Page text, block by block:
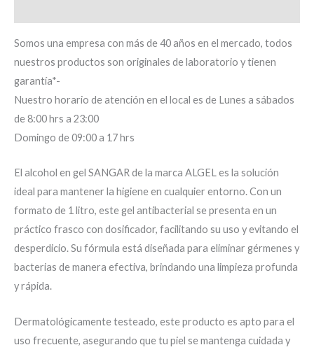
Somos una empresa con más de 40 años en el mercado, todos
nuestros productos son originales de laboratorio y tienen
garantía*-
Nuestro horario de atención en el local es de Lunes a sábados
de 8:00 hrs a 23:00
Domingo de 09:00 a 17 hrs
El alcohol en gel SANGAR de la marca ALGEL es la solución
ideal para mantener la higiene en cualquier entorno. Con un
formato de 1 litro, este gel antibacterial se presenta en un
práctico frasco con dosificador, facilitando su uso y evitando el
desperdicio. Su fórmula está diseñada para eliminar gérmenes y
bacterias de manera efectiva, brindando una limpieza profunda
y rápida.
Dermatológicamente testeado, este producto es apto para el
uso frecuente, asegurando que tu piel se mantenga cuidada y